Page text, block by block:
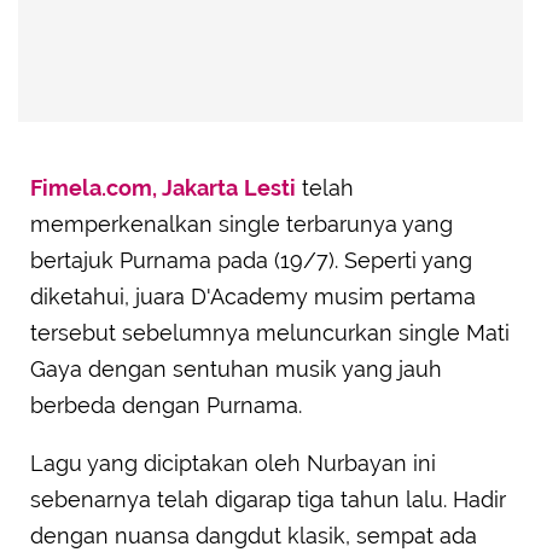
Fimela.com, Jakarta Lesti telah
memperkenalkan single terbarunya yang
bertajuk Purnama pada (19/7). Seperti yang
diketahui, juara D'Academy musim pertama
tersebut sebelumnya meluncurkan single Mati
Gaya dengan sentuhan musik yang jauh
berbeda dengan Purnama.
Lagu yang diciptakan oleh Nurbayan ini
sebenarnya telah digarap tiga tahun lalu. Hadir
dengan nuansa dangdut klasik, sempat ada